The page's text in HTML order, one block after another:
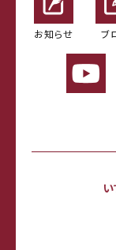
お知らせ ブ